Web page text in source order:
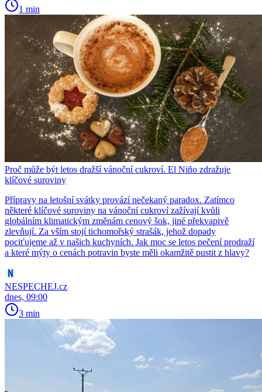
1 min
Proč může být letos dražší vánoční cukroví. El Niño zdražuje
klíčové suroviny
Přípravy na letošní svátky provází nečekaný paradox. Zatímco
některé klíčové suroviny na vánoční cukroví zažívají kvůli
globálním klimatickým změnám cenový šok, jiné překvapivě
zlevňují. Za vším stojí tichomořský strašák, jehož dopady
pociťujeme až v našich kuchyních. Jak moc se letos pečení prodraží
a které mýty o cenách potravin byste měli okamžitě pustit z hlavy?
NESPECHEJ.cz
dnes, 09:00
3 min